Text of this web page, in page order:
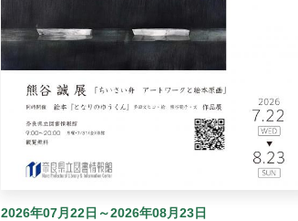
2026年07月22日～2026年08月23日